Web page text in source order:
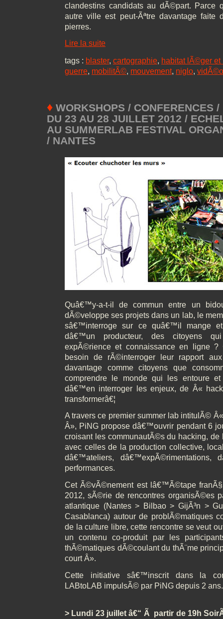
clandestins candidats au dÃ©part. Parce
autre ville est peut-Ãªtre davantage faite
pierres.
Lire la suite
tags : blaster, cartographie, habitat lÃ©ger et
guerre, mobilitÃ©, mouvement, niglo, vidÃ©o
♦ WORKSHOPS / CONFERENCES
DU 23 AU 28 JUILLET 2012 /
AU SUMMERLAB FESTIVAL
/ NANTES
Quâ€™y-a-t-il de commun entre un
dÃ©veloppe ses projets dans un lab, le
sâ€™interroge sur ce quâ€™il mange
dâ€™un producteur, des citoyens
expÃ©rience et connaissance en ligne ?
besoin de rÃ©interroger leur rapport
davantage comme citoyens que
comprendre le monde qui les entoure
dâ€™en interroger les enjeux, de Â«
transformerâ€¦
A travers ce premier summer lab intitulÃ©
Â», PiNG propose dâ€™ouvrir pendant 6
croisant les communautÃ©s du hacking,
avec celles de la production collective,
dâ€™ateliers, dâ€™expÃ©rimentations,
performances.
Cet Ã©vÃ©nement est lâ€™Ã©tape
2012, sÃ©rie de rencontres organisÃ©es
atlantique (Nantes > Bilbao > GijÃ³n >
Casablanca) autour de problÃ©matiques
de la culture libre, cette rencontre se veut
un contenu co-produit par les
thÃ©matiques dÃ©coulant du thÃ¨me
court Â».
Cette initiative sâ€™inscrit dans la
LABtoLAB impulsÃ© par PiNG depuis 2 ans.
> Lundi 23 juillet â€“ Ã partir de 19h